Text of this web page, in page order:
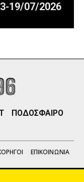
19/07/2026
ΠΟΔΟΣΦΑΙΡΟ
ΕΠΙΚΟΙΝΩΝΙΑ